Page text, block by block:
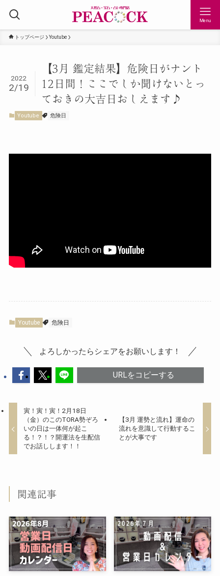
Menu
トップページ Youtube
【3月 鑑定結果】危険日がナント
12日間！ここでしか聞けないとっ
ておきの大吉日おしえます♪
2022
2/19
Youtube 危険日
Youtube 危険日
よろしかったらシェアをお願いします！
URLをコピーする
寅！寅！寅！2月18日
（金）のこのTORA勢ぞろ
いの日は一体何が起こ
る！？！？開運法を生配信
でお話しします！！
【3月 運勢と流れ】運命の
流れを意識して行動するこ
とが大事です
関連記事